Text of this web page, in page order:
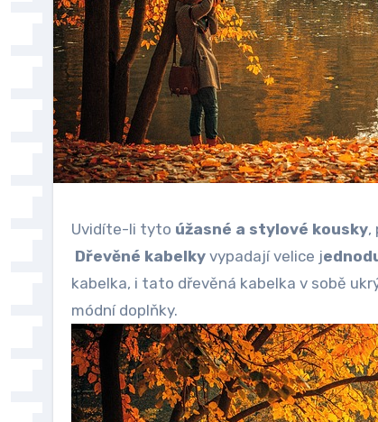
Uvidíte-li tyto úžasné a stylové kousky,
Dřevěné kabelky vypadají velice j
kabelka, i tato dřevěná kabelka v sobě
módní doplňky.